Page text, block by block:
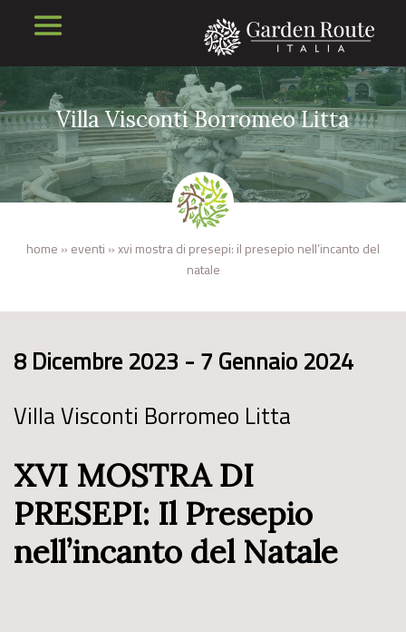
Villa Visconti Borromeo Litta
home » eventi »xvi mostra di presepi: il presepio nell’incanto del
natale
8 Dicembre 2023 - 7 Gennaio 2024
Villa Visconti Borromeo Litta
XVI MOSTRA DI
PRESEPI: Il Presepio
nell’incanto del Natale